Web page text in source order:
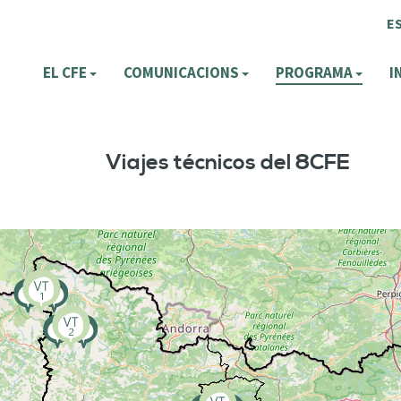
EL CFE COMUNICACIONS PROGRAMA
Viajes técnicos del 8CFE